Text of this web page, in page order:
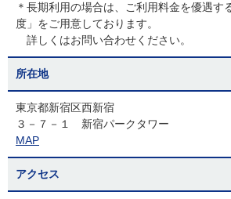
＊長期利用の場合は、ご利用料金を優遇す
度」をご用意しております。
詳しくはお問い合わせください。
所在地
東京都新宿区西新宿
３－７－１ 新宿パークタワー
MAP
アクセス